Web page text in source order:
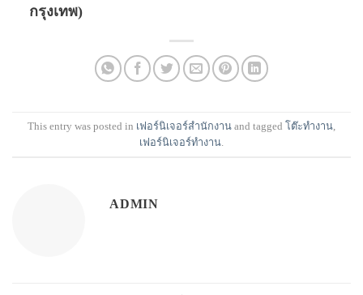
กรุงเทพ)
This entry was posted in เฟอร์นิเจอร์สำนักงาน and tagged โต๊ะทำงาน
เฟอร์นิเจอร์ทำงาน
ADMIN